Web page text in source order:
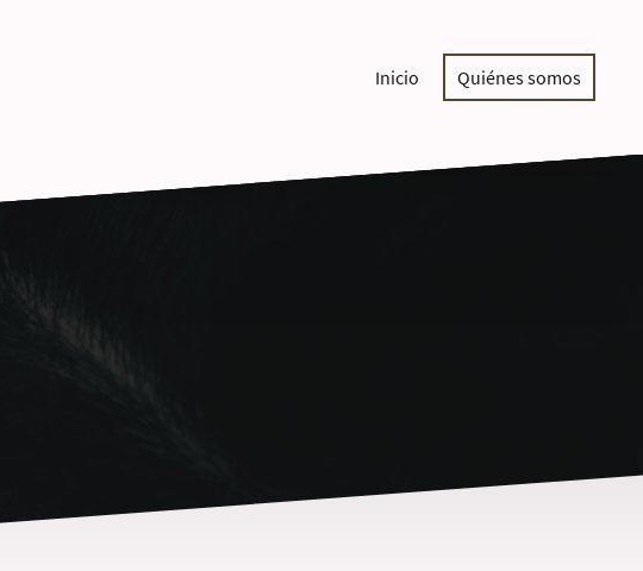
Inicio Quiénes somos